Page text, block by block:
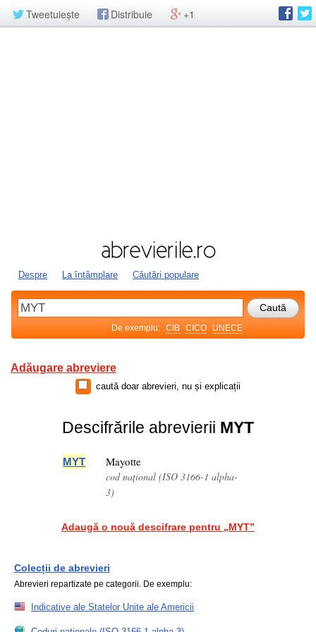
Tweetuiește Distribuie +1
Despre La întâmplare Căutări populare
De exemplu: CIB CICO UNECE
Adăugare abreviere
caută doar abrevieri, nu și explicații
Descifrările abrevierii MYT
MYT Mayotte
cod național (ISO 3166-1 alpha-
3)
Adaugă o nouă descifrare pentru „MYT”
Colecții de abrevieri
Abrevieri repartizate pe categorii. De exemplu:
Indicative ale Statelor Unite ale Americii